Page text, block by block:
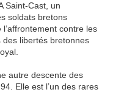
Saint-Cast, un
soldats bretons
contre les
libertés bretonnes
autre descente des
Elle est l’un des rares